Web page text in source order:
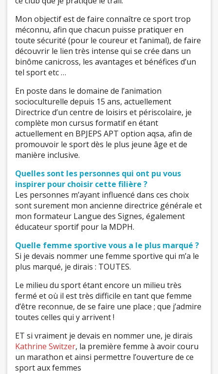
Mon objectif est de faire connaître ce sport trop
méconnu, afin que chacun puisse pratiquer en
toute sécurité (pour le coureur et l’animal), de faire
découvrir le lien très intense qui se crée dans un
binôme canicross, les avantages et bénéfices d’un
tel sport etc …
En poste dans le domaine de l’animation
socioculturelle depuis 15 ans, actuellement
Directrice d’un centre de loisirs et périscolaire, je
complète mon cursus formatif en étant
actuellement en BPJEPS APT option aqsa, afin de
promouvoir le sport dès le plus jeune âge et de
manière inclusive.
Quelles sont les personnes qui ont pu vous
inspirer pour choisir cette filière ?
Les personnes m’ayant influencé dans ces choix
sont surement mon ancienne directrice générale et
mon formateur Langue des Signes, également
éducateur sportif pour la MDPH.
Quelle femme sportive vous a le plus marqué ?
Si je devais nommer une femme sportive qui m’a le
plus marqué, je dirais : TOUTES.
Le milieu du sport étant encore un milieu très
fermé et où il est très difficile en tant que femme
d’être reconnue, de se faire une place ; que j’admire
toutes celles qui y arrivent !
ET si vraiment je devais en nommer une, je dirais
Kathrine Switzer, la première femme à avoir couru
un marathon et ainsi permettre l’ouverture de ce
sport aux femmes